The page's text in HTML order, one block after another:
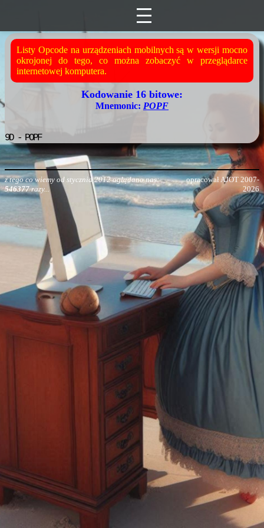
Listy Opcode na urządzeniach mobilnych są w wersji mocno
okrojonej do tego, co można zobaczyć w przeglądarce
internetowej komputera.
Kodowanie 16 bitowe:
Mnemonic: POPF
9D- POPF
z tego co wiemy od stycznia 2012 oglądano nas:
546377razy...
opracował AJOT 2007-
2026